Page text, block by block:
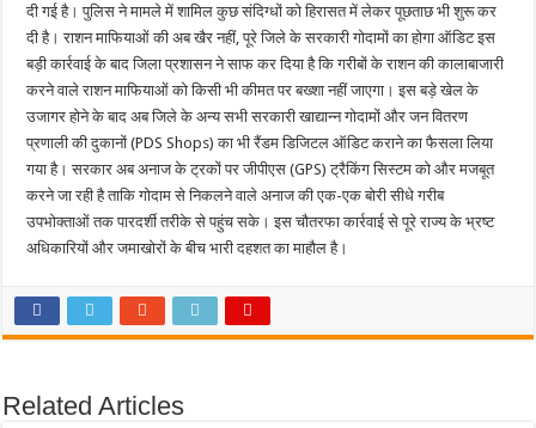
दी गई है। पुलिस ने मामले में शामिल कुछ संदिग्धों को हिरासत में लेकर पूछताछ भी शुरू कर
दी है। राशन माफियाओं की अब खैर नहीं, पूरे जिले के सरकारी गोदामों का होगा ऑडिट इस
बड़ी कार्रवाई के बाद जिला प्रशासन ने साफ कर दिया है कि गरीबों के राशन की कालाबाजारी
करने वाले राशन माफियाओं को किसी भी कीमत पर बख्शा नहीं जाएगा। इस बड़े खेल के
उजागर होने के बाद अब जिले के अन्य सभी सरकारी खाद्यान्न गोदामों और जन वितरण
प्रणाली की दुकानों (PDS Shops) का भी रैंडम डिजिटल ऑडिट कराने का फैसला लिया
गया है। सरकार अब अनाज के ट्रकों पर जीपीएस (GPS) ट्रैकिंग सिस्टम को और मजबूत
करने जा रही है ताकि गोदाम से निकलने वाले अनाज की एक-एक बोरी सीधे गरीब
उपभोक्ताओं तक पारदर्शी तरीके से पहुंच सके। इस चौतरफा कार्रवाई से पूरे राज्य के भ्रष्ट
अधिकारियों और जमाखोरों के बीच भारी दहशत का माहौल है।
Related Articles